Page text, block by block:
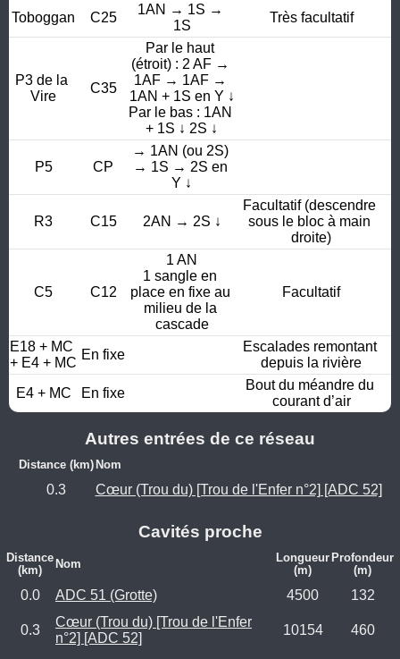
Toboggan C25
1AN → 1S →
1S
Très facultatif
P3 de la
Vire
C35
Par le haut
(étroit) : 2 AF →
1AF → 1AF →
1AN + 1S en Y ↓
Par le bas : 1AN
+ 1S ↓ 2S ↓
P5 CP
→ 1AN (ou 2S)
→ 1S → 2S en
Y ↓
R3 C15 2AN → 2S ↓
Facultatif (descendre
sous le bloc à main
droite)
C5 C12
1 AN
1 sangle en
place en fixe au
milieu de la
cascade
Facultatif
E18 + MC
+ E4 + MC
En fixe
Escalades remontant
depuis la rivière
E4 + MC
En fixe
Bout du méandre du
courant d’air
Autres entrées de ce réseau
Distance (km) Nom
0.3 Cœur (Trou du) [Trou de l'Enfer n°2] [ADC 52]
Cavités proche
Distance
(km)
Nom
Longueur
(m)
Profondeur
(m)
0.0 ADC 51 (Grotte) 4500 132
0.3
Cœur (Trou du) [Trou de l'Enfer
n°2] [ADC 52]
10154 460